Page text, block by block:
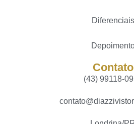
Diferenciais
Contato
(43) 99118-